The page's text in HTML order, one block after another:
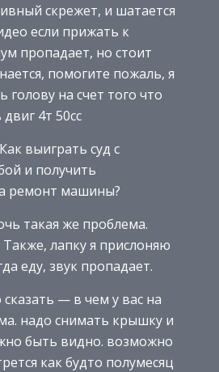
скрежет, и шатается
если прижать к
пропадает, но стоит
помогите пожаль, я
голову на счет того что
4т 50сс
выиграть суд с
и получить
ремонт машины?
такая же проблема.
лапку я прислоняю
еду, звук пропадает.
— в чем у вас на
надо снимать крышку и
быть видно. возможно
как будто полумесяц